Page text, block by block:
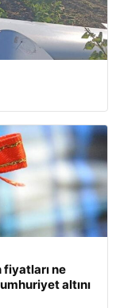
fiyatları ne
altını